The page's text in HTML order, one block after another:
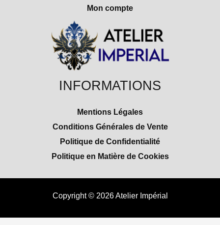
Mon compte
INFORMATIONS
Mentions Légales
Conditions Générales de Vente
Politique de Confidentialité
Politique en Matière de Cookies
Copyright © 2026 Atelier Impérial